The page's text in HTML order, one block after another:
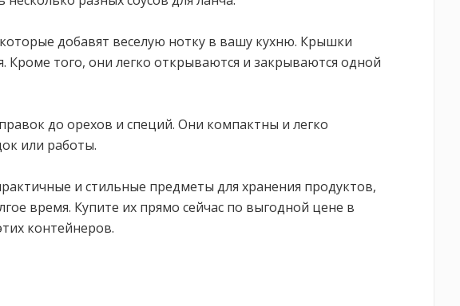
добавят веселую нотку в вашу кухню. Крышки
Кроме того, они легко открываются и закрываются одной
до орехов и специй. Они компактны и легко
или работы.
и стильные предметы для хранения продуктов,
время. Купите их прямо сейчас по выгодной цене в
контейнеров.